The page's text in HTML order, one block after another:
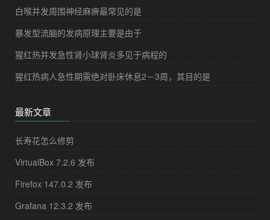
白喉并发周围神经麻痹最常见的是
暴发型流脑的发病原理主要是由于
猩红热并发急性肾小球肾炎多见于病程的
猩红热病人急性期需绝对卧床休息2－3周，其目的是
最新文章
长寿花怎么修剪
VirtualBox 7.2.6 发布
Firefox 147.0.2 发布
Grafana 12.3.2 发布